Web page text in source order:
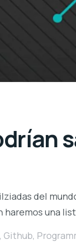
del
una
, Github,